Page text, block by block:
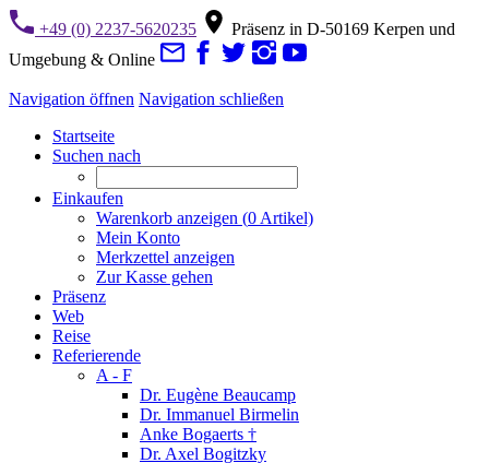
+49 (0) 2237-5620235
Präsenz in D-50169 Kerpen und
Umgebung & Online
Navigation öffnen Navigation schließen
Startseite
Suchen nach
Einkaufen
Warenkorb anzeigen (0 Artikel)
Mein Konto
Merkzettel anzeigen
Zur Kasse gehen
Präsenz
Web
Reise
Referierende
A - F
Dr. Eugène Beaucamp
Dr. Immanuel Birmelin
Anke Bogaerts †
Dr. Axel Bogitzky